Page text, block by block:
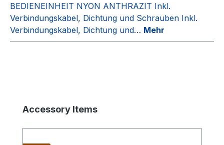
BEDIENEINHEIT NYON ANTHRAZIT Inkl.
Verbindungskabel, Dichtung und Schrauben Inkl.
Verbindungskabel, Dichtung und… Mehr
Produktgalerie überspringen
Accessory Items